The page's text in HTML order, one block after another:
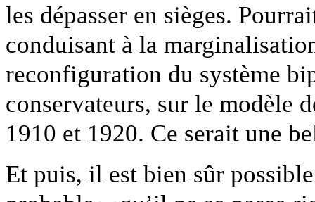
les dépasser en sièges.
conduisant à la
reconfiguration du système
conservateurs, sur le modèle
1910 et 1920. Ce serait une
Et puis, il est bien sûr